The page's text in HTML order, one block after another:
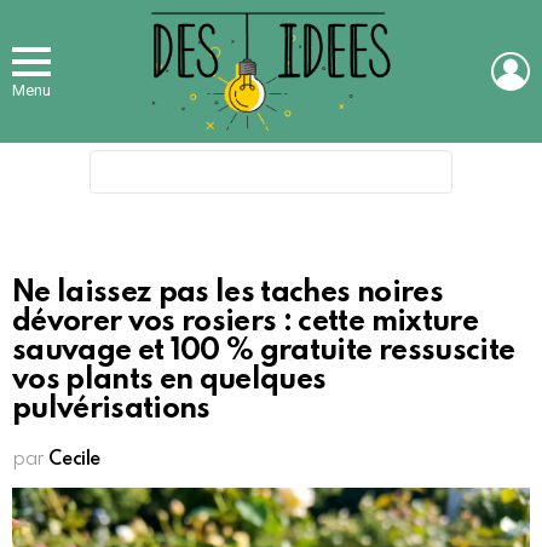
Menu
Ne laissez pas les taches noires
dévorer vos rosiers : cette mixture
sauvage et 100 % gratuite ressuscite
vos plants en quelques
pulvérisations
par Cecile